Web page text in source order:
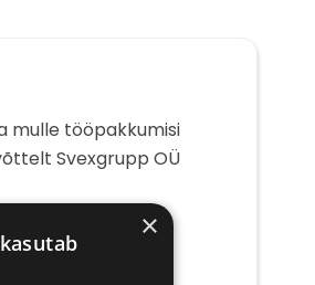
mulle tööpakkumisi
Svexgrupp OÜ
×